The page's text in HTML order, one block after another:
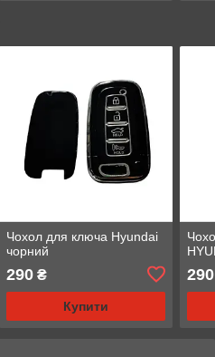
Чохол для ключа Hyundai
чорний
290₴
Купити
290